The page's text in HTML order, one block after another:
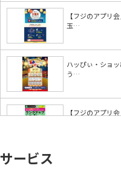
【フジのアプリ
玉…
ハッぴぃ・ショ
う…
【フジのアプリ
サービス